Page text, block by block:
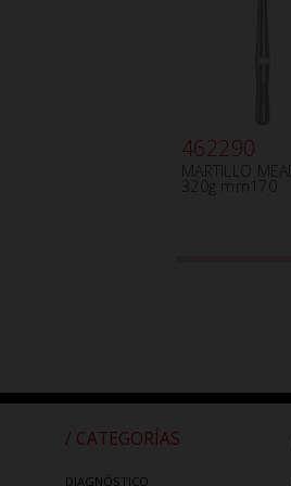
462290
MARTILLO MEAD
320g mm170
/ CATEGORÍAS
DIAGNÓSTICO